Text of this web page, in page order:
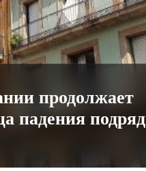
продолжает
падения подряд